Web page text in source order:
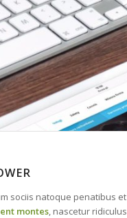
sociis natoque penatibus et
montes, nascetur ridiculus